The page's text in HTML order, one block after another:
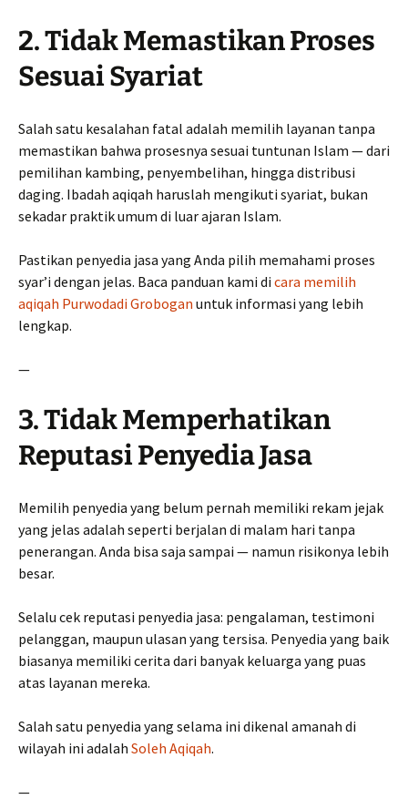
2. Tidak Memastikan Proses
Sesuai Syariat
Salah satu kesalahan fatal adalah memilih layanan tanpa
memastikan bahwa prosesnya sesuai tuntunan Islam — dari
pemilihan kambing, penyembelihan, hingga distribusi
daging. Ibadah aqiqah haruslah mengikuti syariat, bukan
sekadar praktik umum di luar ajaran Islam.
Pastikan penyedia jasa yang Anda pilih memahami proses
syar’i dengan jelas. Baca panduan kami di cara memilih
aqiqah Purwodadi Grobogan untuk informasi yang lebih
lengkap.
—
3. Tidak Memperhatikan
Reputasi Penyedia Jasa
Memilih penyedia yang belum pernah memiliki rekam jejak
yang jelas adalah seperti berjalan di malam hari tanpa
penerangan. Anda bisa saja sampai — namun risikonya lebih
besar.
Selalu cek reputasi penyedia jasa: pengalaman, testimoni
pelanggan, maupun ulasan yang tersisa. Penyedia yang baik
biasanya memiliki cerita dari banyak keluarga yang puas
atas layanan mereka.
Salah satu penyedia yang selama ini dikenal amanah di
wilayah ini adalah Soleh Aqiqah.
—